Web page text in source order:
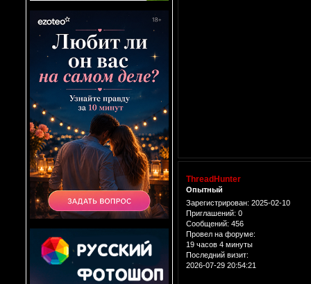
ThreadHunter
Опытный
Зарегистрирован: 2025-02-10
Приглашений: 0
Сообщений: 456
Провел на форуме:
19 часов 4 минуты
Последний визит:
2026-07-29 20:54:21